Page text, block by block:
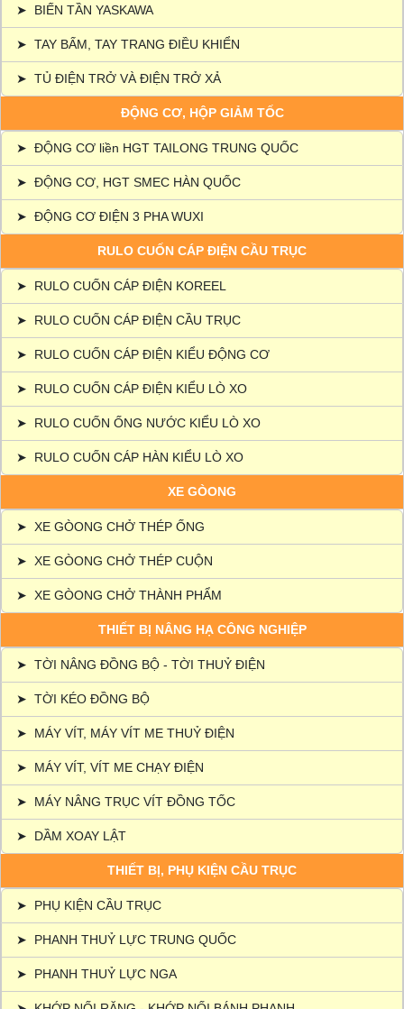
➤ BIẾN TẦN YASKAWA
➤ TAY BẤM, TAY TRANG ĐIỀU KHIỂN
➤ TỦ ĐIỆN TRỞ VÀ ĐIỆN TRỞ XẢ
ĐỘNG CƠ, HỘP GIẢM TỐC
➤ ĐỘNG CƠ liền HGT TAILONG TRUNG QUỐC
➤ ĐỘNG CƠ, HGT SMEC HÀN QUỐC
➤ ĐỘNG CƠ ĐIỆN 3 PHA WUXI
RULO CUỐN CÁP ĐIỆN CẦU TRỤC
➤ RULO CUỐN CÁP ĐIỆN KOREEL
➤ RULO CUỐN CÁP ĐIỆN CẦU TRỤC
➤ RULO CUỐN CÁP ĐIỆN KIỂU ĐỘNG CƠ
➤ RULO CUỐN CÁP ĐIỆN KIỂU LÒ XO
➤ RULO CUỐN ỐNG NƯỚC KIỂU LÒ XO
➤ RULO CUỐN CÁP HÀN KIỂU LÒ XO
XE GÒONG
➤ XE GÒONG CHỞ THÉP ỐNG
➤ XE GÒONG CHỞ THÉP CUỘN
➤ XE GÒONG CHỞ THÀNH PHẨM
THIẾT BỊ NÂNG HẠ CÔNG NGHIỆP
➤ TỜI NÂNG ĐỒNG BỘ - TỜI THUỶ ĐIỆN
➤ TỜI KÉO ĐỒNG BỘ
➤ MÁY VÍT, MÁY VÍT ME THUỶ ĐIỆN
➤ MÁY VÍT, VÍT ME CHẠY ĐIỆN
➤ MÁY NÂNG TRỤC VÍT ĐỒNG TỐC
➤ DẦM XOAY LẬT
THIẾT BỊ, PHỤ KIỆN CẦU TRỤC
➤ PHỤ KIỆN CẦU TRỤC
➤ PHANH THUỶ LỰC TRUNG QUỐC
➤ PHANH THUỶ LỰC NGA